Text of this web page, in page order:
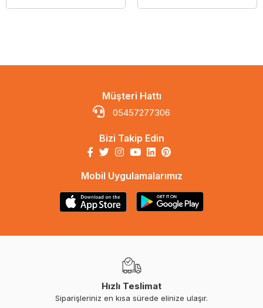
Müşteri Hattı
05457277306
Bizi Takip Edin
Mobil Uygulamalarımız
Hızlı Teslimat
Siparişleriniz en kısa sürede elinize ulaşır.